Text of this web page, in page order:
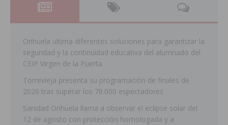
Orihuela ultima diferentes soluciones para garantizar la
seguridad y la continuidad educativa del alumnado del
CEIP Virgen de la Puerta
Torrevieja presenta su programación de finales de
2026 tras superar los 78.000 espectadores
Sanidad Orihuela llama a observar el eclipse solar del
12 de agosto con protección homologada y a